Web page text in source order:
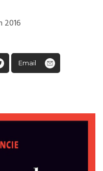
2016
Email